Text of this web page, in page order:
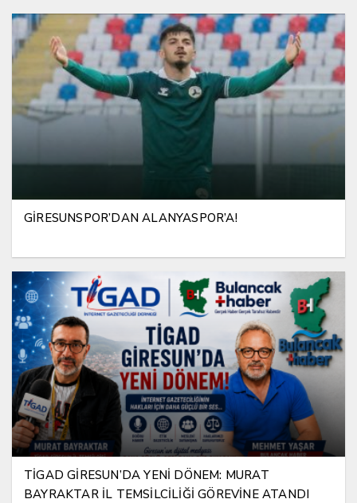
GİRESUNSPOR’DAN ALANYASPOR’A!
TİGAD GİRESUN’DA YENİ DÖNEM: MURAT
BAYRAKTAR İL TEMSİLCİLİĞİ GÖREVİNE ATANDI